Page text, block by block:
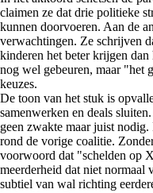
claimen ze dat drie politieke
kunnen doorvoeren. Aan de
verwachtingen. Ze schrijven
kinderen het beter krijgen
nog wel gebeuren, maar "het
keuzes.
De toon van het stuk is
samenwerken en deals
geen zwakte maar juist
rond de vorige coalitie.
voorwoord dat "schelden op
meerderheid dat niet normaal
subtiel van wal richting